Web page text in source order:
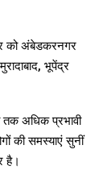
को अंबेडकरनगर
भूपेंद्र
तक अधिक प्रभावी
की समस्याएं सुनीं
है।